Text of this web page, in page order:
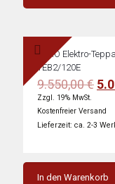
SARO Elektro-
TEB2/120E
9.550,00€
war:
Zzgl. 19% MwSt.
Kostenfreier Versand
Lieferzeit: ca. 2-3
In den Warenkorb